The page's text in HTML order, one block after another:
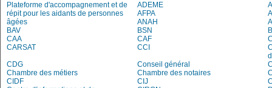
Plateforme d'accompagnement et de
répit pour les aidants de personnes
âgées
ADEME
AFPA
ANAH
BAV
BSN
CAA
CAF
CARSAT
CCI
CDG
Conseil général
Chambre des métiers
Chambre des notaires
CIDF
CIJ